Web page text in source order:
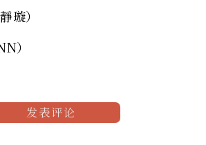
璇）
）
发表评论